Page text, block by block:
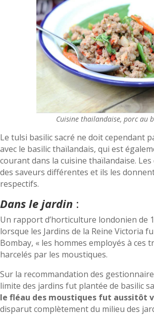
Cuisine thailandaise, porc au
Le tulsi basilic sacré ne doit cependant
avec le basilic thaïlandais, qui est
courant dans la cuisine thaïlandaise.
des saveurs différentes et ils les
respectifs.
Dans le jardin :
Un rapport d’horticulture londonien de
lorsque les Jardins de la Reine Victoria
Bombay, « les hommes employés à ces
harcelés par les moustiques.
Sur la recommandation des
limite des jardins fut plantée de basilic
le fléau des moustiques fut aussitôt
disparut complètement du milieu des